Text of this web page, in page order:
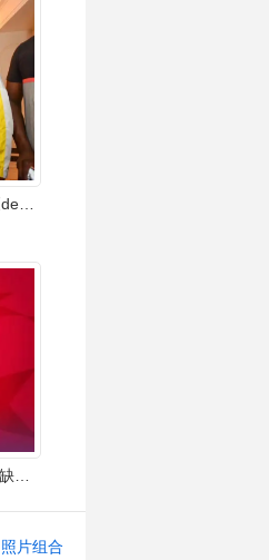
其在4月3日释出的最新专辑《deux frères(两兄弟)》,一经释出就登上
林书豪入籍台湾林书豪明明不缺下家
照片组合